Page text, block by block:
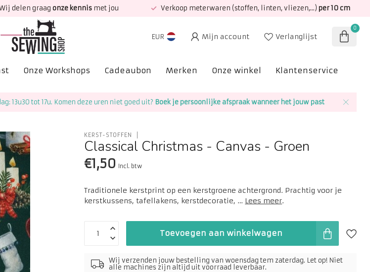
delen graag onze kennis met jou Verkoop meterwaren (stoffen, linten, vliezen,...) per 10 cm
EUR Mijn account Verlanglijst
0
Onze Workshops Cadeaubon Merken Onze winkel Klantenservice
13u30 tot 17u. Komen deze uren niet goed uit? Boek je persoonlijke afspraak wanneer het jouw past
KERST-STOFFEN
Classical Christmas - Canvas - Groen
€1,50 Incl. btw
Traditionele kerstprint op een kerstgroene achtergrond. Prachtig voor je
kerstkussens, tafellakens, kerstdecoratie, … Lees meer.
Toevoegen aan winkelwagen
Wij verzenden jouw bestelling van woensdag tem zaterdag. Let op! Niet
alle machines zijn altijd uit voorraad leverbaar.